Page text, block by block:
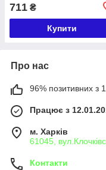
ISUZU Kia MITSUBISHI
Mazda New Holland
711 ₴
Купити
Про нас
96% позитивних з
Працює з
м. Харків
61045,
Контакти